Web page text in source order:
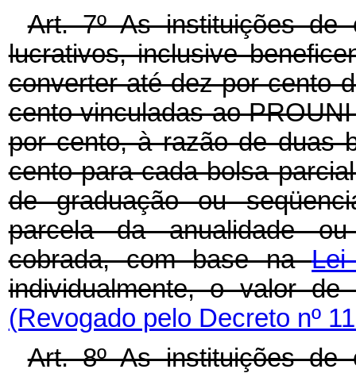
Art. 7º As instituições de
lucrativos, inclusive
converter até dez por cento
cento vinculadas ao
por cento, à razão de duas
cento para cada bolsa
de graduação ou
parcela da anualidade ou
cobrada, com base na
individualmente, o valor
(Revogado pelo Decreto nº
Art. 8º As instituições de